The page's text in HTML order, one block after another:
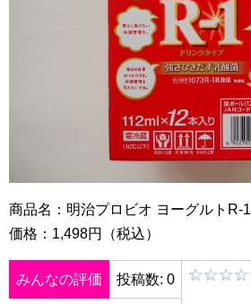
商品名：明治プロビオ ヨーグルトR-1
価格：1,498円（税込）
みんなの評価 投稿数: 0